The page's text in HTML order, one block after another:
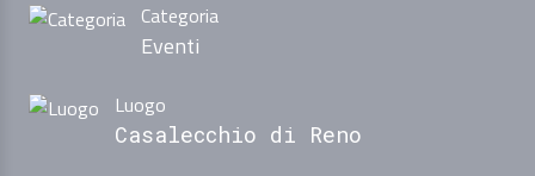
Categoria
Eventi
Luogo
Casalecchio di Reno